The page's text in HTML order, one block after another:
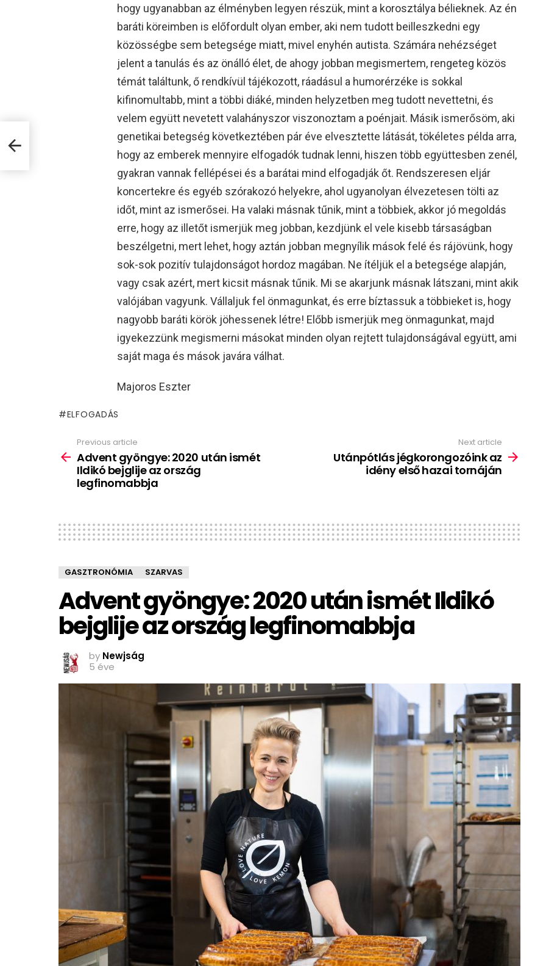
hogy ugyanabban az élményben legyen részük, mint a korosztálya bélieknek. Az én
baráti köreimben is előfordult olyan ember, aki nem tudott beilleszkedni egy
közösségbe sem betegsége miatt, mivel enyhén autista. Számára nehézséget
jelent a tanulás és az önálló élet, de ahogy jobban megismertem, rengeteg közös
témát találtunk, ő rendkívül tájékozott, ráadásul a humorérzéke is sokkal
kifinomultabb, mint a többi diáké, minden helyzetben meg tudott nevettetni, és
velem együtt nevetett valahányszor viszonoztam a poénjait. Másik ismerősöm, aki
genetikai betegség következtében pár éve elvesztette látását, tökéletes példa arra,
hogy az emberek mennyire elfogadók tudnak lenni, hiszen több együttesben zenél,
gyakran vannak fellépései és a barátai mind elfogadják őt. Rendszeresen eljár
koncertekre és egyéb szórakozó helyekre, ahol ugyanolyan élvezetesen tölti az
időt, mint az ismerősei. Ha valaki másnak tűnik, mint a többiek, akkor jó megoldás
erre, hogy az illetőt ismerjük meg jobban, kezdjünk el vele kisebb társaságban
beszélgetni, mert lehet, hogy aztán jobban megnyílik mások felé és rájövünk, hogy
sok-sok pozitív tulajdonságot hordoz magában. Ne ítéljük el a betegsége alapján,
vagy csak azért, mert kicsit másnak tűnik. Mi se akarjunk másnak látszani, mint akik
valójában vagyunk. Vállaljuk fel önmagunkat, és erre bíztassuk a többieket is, hogy
nagyobb baráti körök jöhessenek létre! Előbb ismerjük meg önmagunkat, majd
igyekezzünk megismerni másokat minden olyan rejtett tulajdonságával együtt, ami
saját maga és mások javára válhat.
Majoros Eszter
ELFOGADÁS
more
Previous article
Advent gyöngye: 2020 után ismét
Ildikó bejglije az ország
legfinomabbja
Next article
Utánpótlás jégkorongozóink az
idény első hazai tornáján
GASZTRONÓMIA SZARVAS
Advent gyöngye: 2020 után ismét Ildikó
bejglije az ország legfinomabbja
by Newjság
5 éve